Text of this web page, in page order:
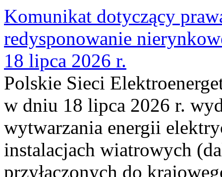
Komunikat dotyczący
redysponowanie
18 lipca 2026 r.
Polskie Sieci
w dniu 18 lipca 2026 r.
wytwarzania energii
instalacjach wiatrowych
przyłączonych do